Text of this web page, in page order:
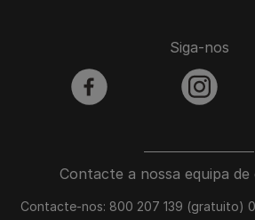
Contacte a nossa equipa de
Contacte-nos: 800 207 139 (gratuito)
Siga-nos
facebook instagram